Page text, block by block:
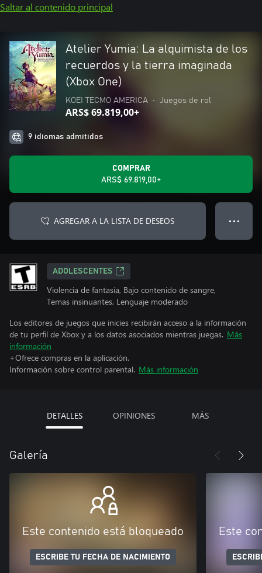
Saltar al contenido principal
Atelier Yumia: La alquimista de los
recuerdos y la tierra imaginada
(Xbox One)
KOEI TECMO AMERICA • Juegos de rol
ARS$ 69.819,00+
9 idiomas admitidos
COMPRAR
ARS$ 69.819,00+
AGREGAR A LA LISTA DE DESEOS ● ● ●
ADOLESCENTES
Violencia de fantasía, Bajo contenido de sangre,
Temas insinuantes, Lenguaje moderado
Los editores de juegos que inicies recibirán acceso a la información
de tu perfil de Xbox y a los datos asociados mientras juegas. Más
información
+Ofrece compras en la aplicación.
Información sobre control parental. Más información
DETALLES OPINIONES MÁS
Galería
Este contenido está bloqueado
ESCRIBE TU FECHA DE NACIMIENTO
Este